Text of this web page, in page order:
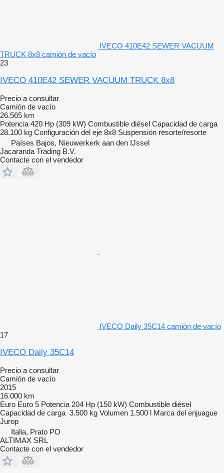
IVECO 410E42 SEWER VACUUM
TRUCK 8x8 camión de vacío
23
IVECO 410E42 SEWER VACUUM TRUCK 8x8
Precio a consultar
Camión de vacío
26.565 km
Potencia 420 Hp (309 kW) Combustible diésel Capacidad de carga
28.100 kg Configuración del eje 8x8 Suspensión resorte/resorte
Países Bajos, Nieuwerkerk aan den IJssel
Jacaranda Trading B.V.
Contacte con el vendedor
IVECO Daily 35C14 camión de vacío
17
IVECO Daily 35C14
Precio a consultar
Camión de vacío
2015
16.000 km
Euro Euro 5 Potencia 204 Hp (150 kW) Combustible diésel
Capacidad de carga 3.500 kg Volumen 1.500 l Marca del enjuague
Jurop
Italia, Prato PO
ALTIMAX SRL
Contacte con el vendedor